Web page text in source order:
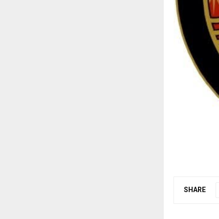
SHARE